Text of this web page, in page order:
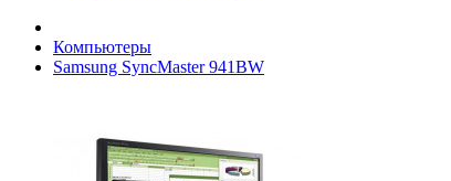
Компьютеры
Samsung SyncMaster 941BW